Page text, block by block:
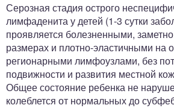
Серозная стадия острого
лимфаденита у детей (1-3 сутки
проявляется болезненными,
размерах и плотно-эластичными на
регионарными лимфоузлами, без
подвижности и развития местной
Общее состояние ребенка не
колеблется от нормальных до